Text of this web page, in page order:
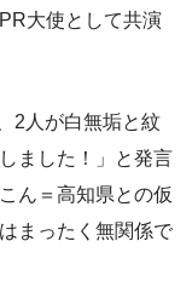
大使として共演
2人が白無垢と紋
ました！」と発言
ん＝高知県との仮
まったく無関係で